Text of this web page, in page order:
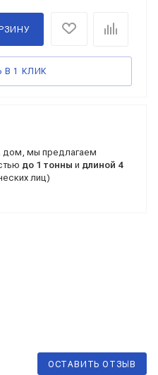
В 1 КЛИК
дом, мы предлагаем
до 1 тонны и длиной 4
лиц)
ОСТАВИТЬ ОТЗЫВ